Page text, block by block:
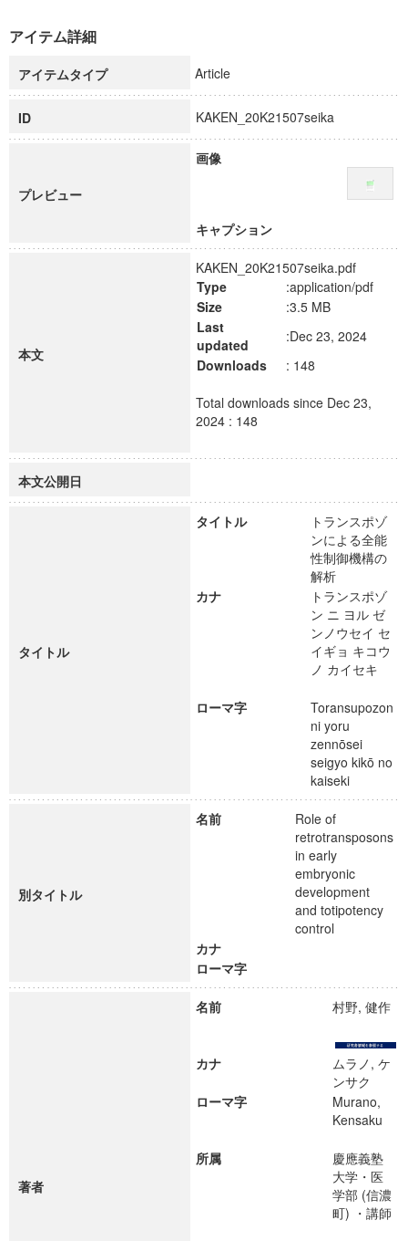
科学研究費補助金研究成果報告書
慶應義塾大学グローバルCOEプログラム市民社会ガバナンス
慶應義塾大学グローバルCOEプログラム論理と感性の先端的
博士課程教育リーディングプログラム「超成熟社会発展のサ
学術雑誌掲載論文等(8)
アイテム詳細
アイテムタイプ Article
ID KAKEN_20K21507seika
プレビュー
画像
キャプション
本文
KAKEN_20K21507seika.pdf
Type
:application/pdf
Size
:3.5 MB
Last
updated
:Dec 23, 2024
Downloads
: 148
Total downloads since Dec 23,
2024 : 148
本文公開日
タイトル
タイトル
トランスポゾ
ンによる全能
性制御機構の
解析
カナ
トランスポゾ
ン ニ ヨル ゼ
ンノウセイ セ
イギョ キコウ
ノ カイセキ
ローマ字
Toransupozon
ni yoru
zennōsei
seigyo kikō no
kaiseki
別タイトル
名前
Role of
retrotransposons
in early
embryonic
development
and totipotency
control
カナ
ローマ字
著者
名前 村野, 健作
カナ
ムラノ, ケ
ンサク
ローマ字
Murano,
Kensaku
所属
慶應義塾
大学・医
学部 (信濃
町) ・講師